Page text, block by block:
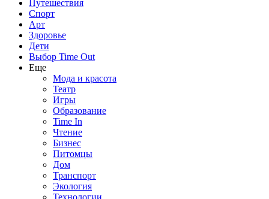
Путешествия
Спорт
Арт
Здоровье
Дети
Выбор Time Out
Еще
Мода и красота
Театр
Игры
Образование
Time In
Чтение
Бизнес
Питомцы
Дом
Транспорт
Экология
Технологии